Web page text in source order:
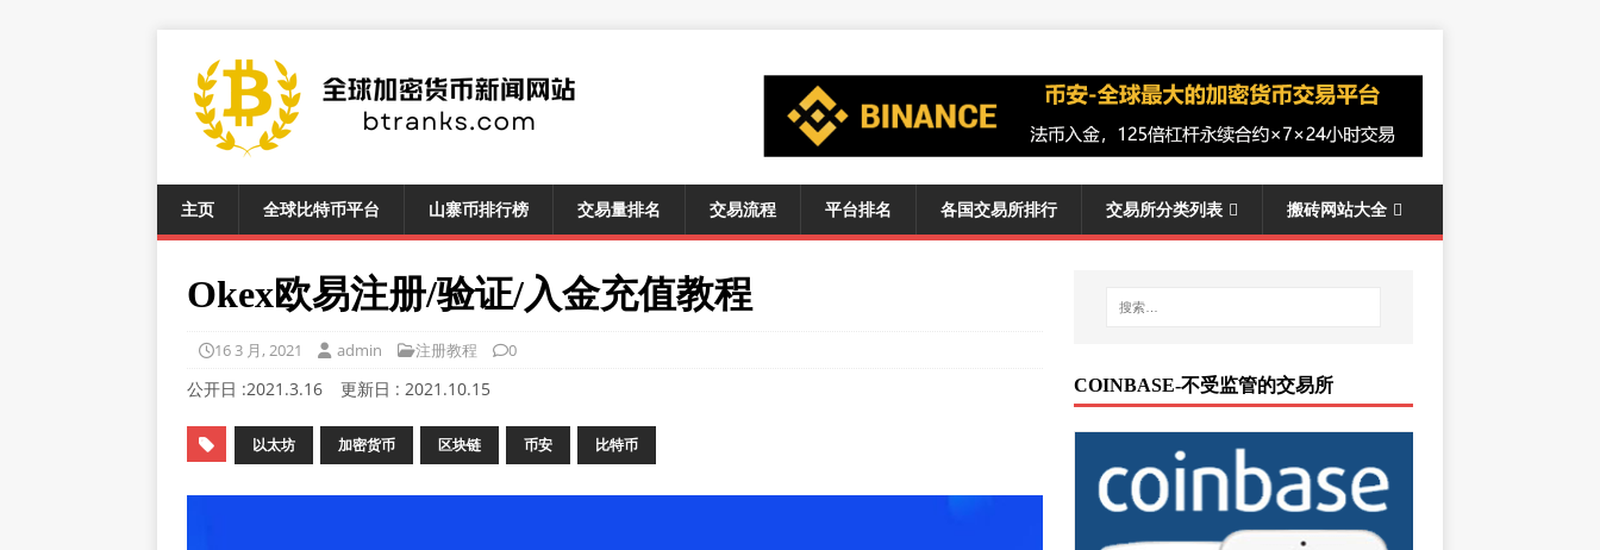
主页 全球比特币平台 山寨币排行榜 交易量排名 交易流程 平台排名 各国交易所排行 交易所分类列表 搬砖网站大全
Okex欧易注册/验证/入金充值教程
16 3 月, 2021 admin 注册教程 0
公开日 :2021.3.16 更新日 : 2021.10.15
以太坊 加密货币 区块链 币安 比特币
COINBASE-不受监管的交易所